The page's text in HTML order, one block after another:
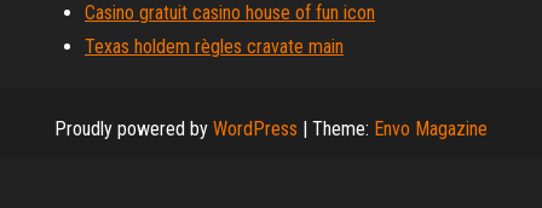
Casino gratuit casino house of fun icon
Texas holdem règles cravate main
Proudly powered by WordPress | Theme: Envo Magazine